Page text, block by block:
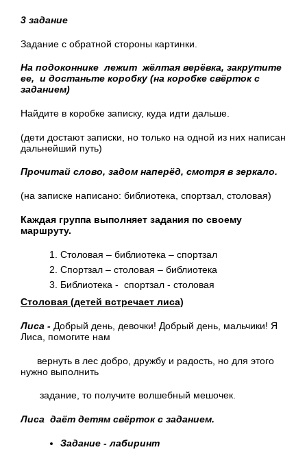
3 задание
Задание с обратной стороны картинки.
На подоконнике лежит жёлтая верёвка, закрутите
ее, и достаньте коробку (на коробке свёрток с
заданием)
Найдите в коробке записку, куда идти дальше.
(дети достают записки, но только на одной из них написан
дальнейший путь)
Прочитай слово, задом наперёд, смотря в зеркало.
(на записке написано: библиотека, спортзал, столовая)
Каждая группа выполняет задания по своему
маршруту.
Столовая – библиотека – спортзал
Спортзал – столовая – библиотека
Библиотека - спортзал - столовая
Столовая (детей встречает лиса)
Лиса - Добрый день, девочки! Добрый день, мальчики! Я
Лиса, помогите нам
вернуть в лес добро, дружбу и радость, но для этого
нужно выполнить
задание, то получите волшебный мешочек.
Лиса даёт детям свёрток с заданием.
Задание - лабиринт